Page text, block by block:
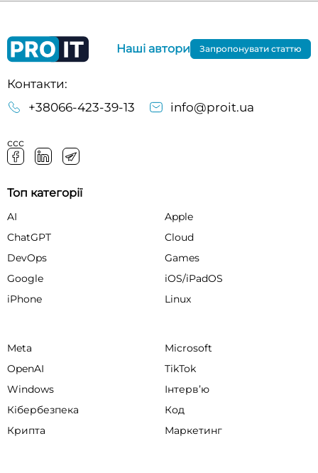
Контакти:
+38066-423-39-13
info@proit.ua
ссс
Наші автори Запропонувати статтю
Топ категорії
AI
Apple
ChatGPT
Cloud
DevOps
Games
Google
iOS/iPadOS
iPhone
Linux
Meta
Microsoft
OpenAI
TikTok
Windows
Інтервʼю
Кібербезпека
Код
Крипта
Маркетинг